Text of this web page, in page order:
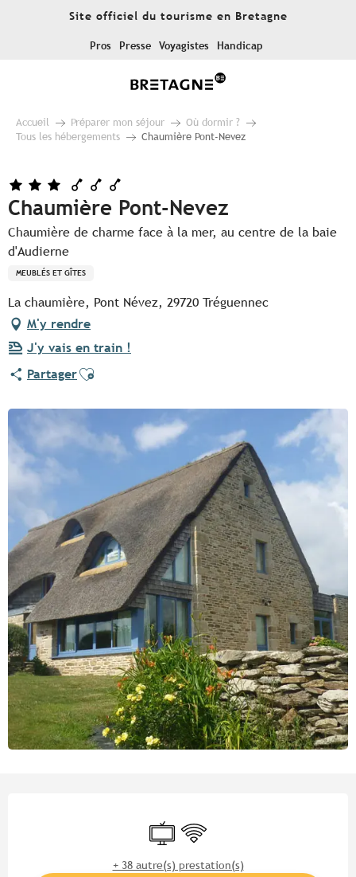
Site officiel du tourisme en Bretagne
Pros Presse Voyagistes Handicap
Accueil Préparer mon séjour
Où dormir ?
Tous les hébergements
Chaumière Pont-Nevez
Chaumière Pont-Nevez
Chaumière de charme face à la mer, au centre de la baie
d'Audierne
MEUBLÉS ET GÎTES
La chaumière, Pont Névez, 29720 Tréguennec
M'y rendre
J'y vais en train !
PartagerAjouter aux favoris
Télévision
WiFi
+ 38 autre(s) prestation(s)